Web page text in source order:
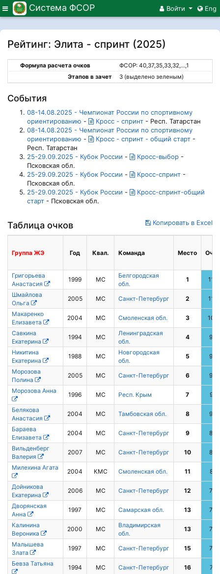
Меню Система ФСОР Войти Eng
Рейтинг: Элита - спринт (2025)
Формула расчета очков
ФСОР: 40,37,35,33,32,...,1
Этапов в зачет
3 (выделено зеленым)
События
08-14.08.2025 - Чемпионат России по спортивному
ориентированию - Кросс - спринт - Респ. Татарстан
08-14.08.2025 - Чемпионат России по спортивному
ориентированию - Кросс - спринт - общий старт -
Респ. Татарстан
25-29.09.2025 - Кубок России - Кросс-выбор -
Псковская обл.
25-29.09.2025 - Кубок России - Кросс-спринт -
Псковская обл.
25-29.09.2025 - Кубок России -
Кросс-спринт-общий
старт - Псковская обл.
Таблица очков Копировать в Excel
Группа ЖЭ Год Квал. Команда Место Очки
Григорьева
Анастасия
1999 МС
Белгородская
обл.
1 115
Шмайлова
Ольга
2005 МС Санкт-Петербург 2 111
Макаренко
Елизавета
2004 МС Смоленская обл. 3 107
Савкина
Екатерина
1994 МС
Ленинградская
обл.
4 99
Никитина
Екатерина
1988 МС
Новгородская
обл.
5 95
Морозова
Полина
2005 МС Санкт-Петербург 6 93
Морозова Анна
1996 МС Респ. Крым 7 91
Белякова
Анастасия
2004 МС Тамбовская обл. 8 90
Бараева
Елизавета
2004 МС Санкт-Петербург 9 87
Вильденберг
Валерия
2007 МС Санкт-Петербург 10 85
Милехина Агата
2004 КМС Смоленская обл. 11 81
Дойникова
Екатерина
2006 МС Санкт-Петербург 12 79
Дворянская
Анна
1997 МС Самарская обл. 13 73
Калинина
Вероника
2000 МС
Владимирская
обл.
13 73
Малышева
Злата
1997 МС Санкт-Петербург 15 72
Бевза Татьяна
1994 МС Санкт-Петербург 16 71